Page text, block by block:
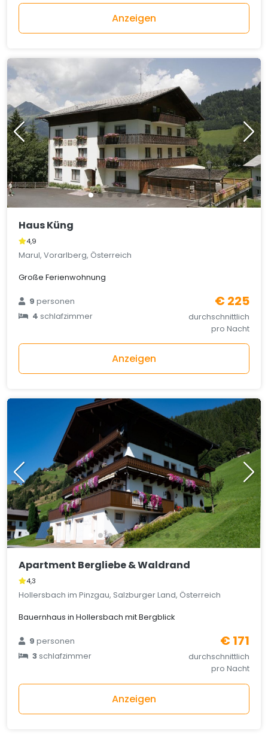
Anzeigen
Haus Küng
4,9
Marul, Vorarlberg, Österreich
Große Ferienwohnung
9personen
4schlafzimmer
€ 225
durchschnittlich
pro Nacht
Anzeigen
Apartment Bergliebe & Waldrand
4,3
Hollersbach im Pinzgau, Salzburger Land, Österreich
Bauernhaus in Hollersbach mit Bergblick
9personen
3schlafzimmer
€ 171
durchschnittlich
pro Nacht
Anzeigen